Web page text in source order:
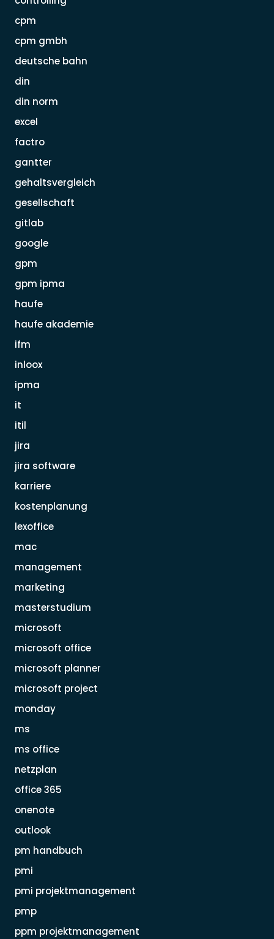
cpm
cpm gmbh
deutsche bahn
din
din norm
excel
factro
gantter
gehaltsvergleich
gesellschaft
gitlab
google
gpm
gpm ipma
haufe
haufe akademie
ifm
inloox
ipma
it
itil
jira
jira software
karriere
kostenplanung
lexoffice
mac
management
marketing
masterstudium
microsoft
microsoft office
microsoft planner
microsoft project
monday
ms
ms office
netzplan
office 365
onenote
outlook
pm handbuch
pmi
pmi projektmanagement
pmp
ppm projektmanagement